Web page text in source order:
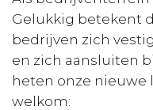
Gelukkig betekent
bedrijven zich
en zich aansluiten
heten onze nieuwe
welkom: